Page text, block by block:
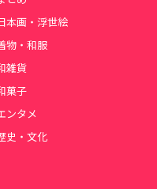
本画・浮世絵
物・和服
雑貨
菓子
ンタメ
史・文化